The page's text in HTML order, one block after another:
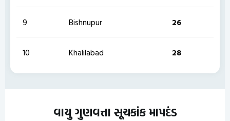
9 Bishnupur 26
10 Khalilabad 28
વાયુ ગુણવત્તા સૂચકાંક માપદંડ